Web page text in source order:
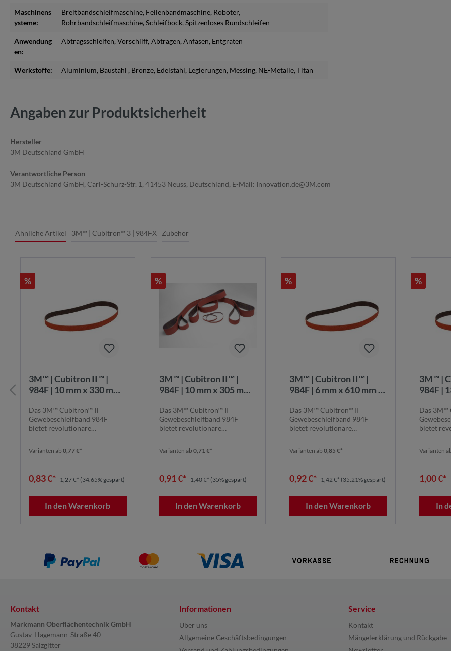
Maschinens
ysteme:
Breitbandschleifmaschine, Feilenbandmaschine, Roboter,
Rohrbandschleifmaschine, Schleifbock, Spitzenloses Rundschleifen
Anwendung
en:
Abtragsschleifen, Vorschliff, Abtragen, Anfasen, Entgraten
Werkstoffe: Aluminium, Baustahl , Bronze, Edelstahl, Legierungen, Messing, NE-Metalle, Titan
Angaben zur Produktsicherheit
Hersteller
3M Deutschland GmbH
Verantwortliche Person
3M Deutschland GmbH, Carl-Schurz-Str. 1, 41453 Neuss, Deutschland, E-Mail: Innovation.de@3M.com
Ähnliche Artikel 3M™ | Cubitron™ 3 | 984FX Zubehör
%
3M™ | Cubitron II™ |
984F | 10 mm x 330 mm |
Gewebeschleifband |
984F10x330K36+
Das 3M™ Cubitron™ II
Gewebeschleifband 984F
bietet revolutionäre
Varianten ab 0,77 €*
0,83 €* 1,27 €* (34.65% gespart)
In den Warenkorb
%
3M™ | Cubitron II™ |
984F | 10 mm x 305 mm |
Gewebeschleifband |
984F10x305K36+
Das 3M™ Cubitron™ II
Gewebeschleifband 984F
bietet revolutionäre
Varianten ab 0,71 €*
0,91 €* 1,40 €* (35% gespart)
In den Warenkorb
%
3M™ | Cubitron II™ |
984F | 6 mm x 610 mm |
Gewebeschleifband |
7100044210
Das 3M™ Cubitron™ II
Gewebeschleifband 984F
bietet revolutionäre
Varianten ab 0,85 €*
0,92 €* 1,42 €* (35.21% gespart)
In den Warenkorb
%
3M™ | Cubitron II™ |
984F |
Das
bietet
Varianten
1,00 €*
In
Kontakt
Markmann Oberflächentechnik GmbH
Gustav-Hagemann-Straße 40
38229 Salzgitter
Informationen
Über uns
Allgemeine Geschäftsbedingungen
Service
Kontakt
Mängelerklärung und Rückgabe